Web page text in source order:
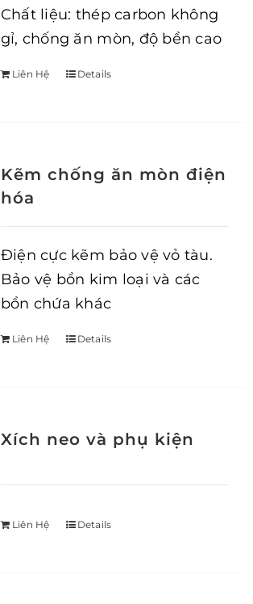
Chất liệu: thép carbon không
gỉ, chống ăn mòn, độ bền cao
Liên Hệ Details
Kẽm chống ăn mòn điện
hóa
Điện cực kẽm bảo vệ vỏ tàu.
Bảo vệ bồn kim loại và các
bồn chứa khác
Liên Hệ Details
Xích neo và phụ kiện
Liên Hệ Details